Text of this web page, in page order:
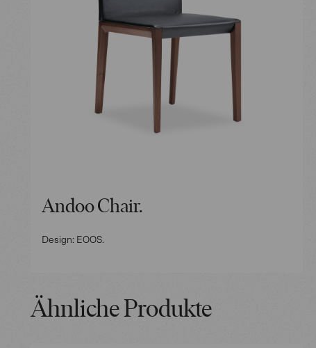
Andoo Chair.
Design: EOOS.
Ähnliche Produkte